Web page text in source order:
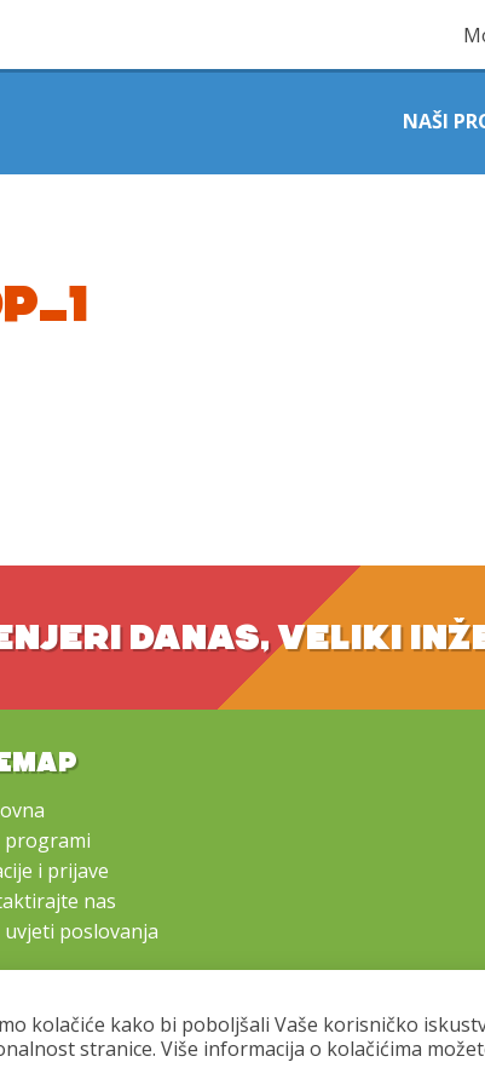
NAŠI
kolačiće kako bi poboljšali Vaše korisničko
stranice. Više informacija o kolačićima
DANAS, VELIKI
programi
i prijave
nas
uvjeti poslovanja
Copyright © 2016 - 2026 Mali inženjeri. All rights
of the LEGO® Group of companies which does not